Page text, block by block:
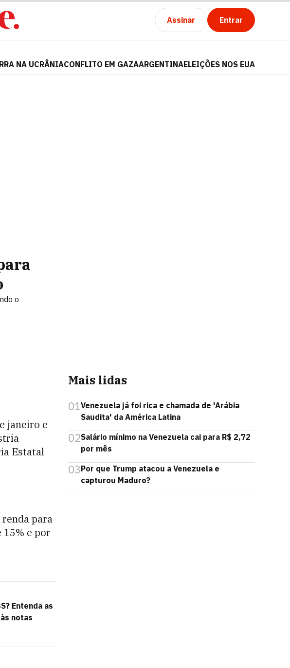
Assinar Entrar
NA UCRÂNIACONFLITO EM GAZAARGENTINAELEIÇÕES NOS EUA
o
janeiro e
Estatal
para
e por
Entenda as
notas
Mais lidas
01Venezuela já foi rica e chamada de 'Arábia
Saudita' da América Latina
02Salário mínimo na Venezuela cai para R$ 2,72
por mês
03Por que Trump atacou a Venezuela e
capturou Maduro?